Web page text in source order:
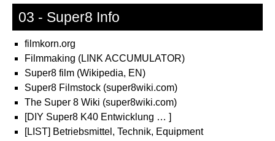
03 - Super8 Info
filmkorn.org
Filmmaking (LINK ACCUMULATOR)
Super8 film (Wikipedia, EN)
Super8 Filmstock (super8wiki.com)
The Super 8 Wiki (super8wiki.com)
[DIY Super8 K40 Entwicklung … ]
[LIST] Betriebsmittel, Technik, Equipment